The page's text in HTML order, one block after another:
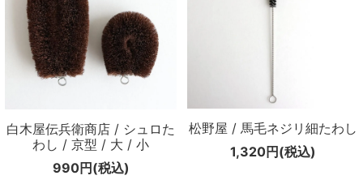
白木屋伝兵衛商店 / シュロた
わし / 京型 / 大 / 小
990円(税込)
松野屋 / 馬毛ネジリ細たわし
1,320円(税込)